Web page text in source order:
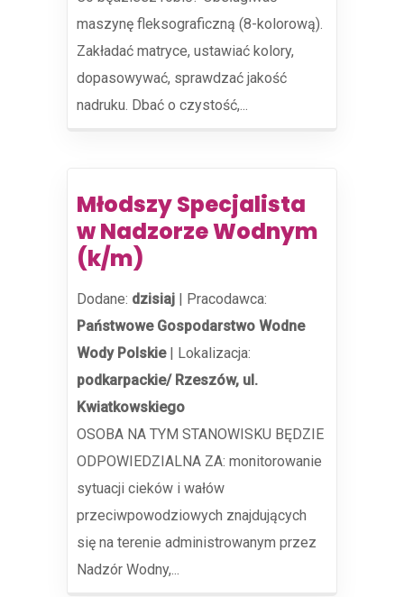
maszynę fleksograficzną (8-kolorową).
Zakładać matryce, ustawiać kolory,
dopasowywać, sprawdzać jakość
nadruku. Dbać o czystość,...
Młodszy Specjalista
w Nadzorze Wodnym
(k/m)
Dodane: dzisiaj | Pracodawca:
Państwowe Gospodarstwo Wodne
Wody Polskie| Lokalizacja:
podkarpackie/ Rzeszów, ul.
Kwiatkowskiego
OSOBA NA TYM STANOWISKU BĘDZIE
ODPOWIEDZIALNA ZA: monitorowanie
sytuacji cieków i wałów
przeciwpowodziowych znajdujących
się na terenie administrowanym przez
Nadzór Wodny,...